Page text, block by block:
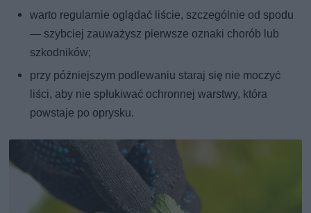
warto regularnie oglądać liście, szczególnie od spodu
— szybciej zauważysz pierwsze oznaki chorób lub
szkodników;
przy późniejszym podlewaniu staraj się nie moczyć
liści, aby nie spłukiwać ochronnej warstwy, która
powstaje po oprysku.